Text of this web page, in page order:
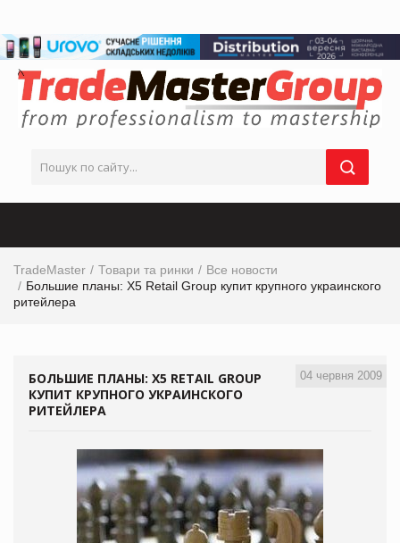
TradeMaster Товари та ринки
Все новости
Большие планы: Х5 Retail Group купит крупного украинского
ритейлера
04 червня 2009
БОЛЬШИЕ ПЛАНЫ: Х5 RETAIL GROUP
КУПИТ КРУПНОГО УКРАИНСКОГО
РИТЕЙЛЕРА